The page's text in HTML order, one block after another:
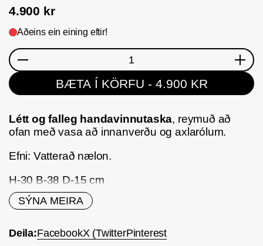
4.900 kr
Aðeins ein eining eftir!
Magn
BÆTA Í KÖRFU - 4.900 KR
Létt og falleg handavinnutaska, reymuð að
ofan með vasa að innanverðu og axlarólum.
Efni: Vatterað nælon.
H-30 B-38 D-15 cm
SÝNA MEIRA
Deila:FacebookX (TwitterPinterest